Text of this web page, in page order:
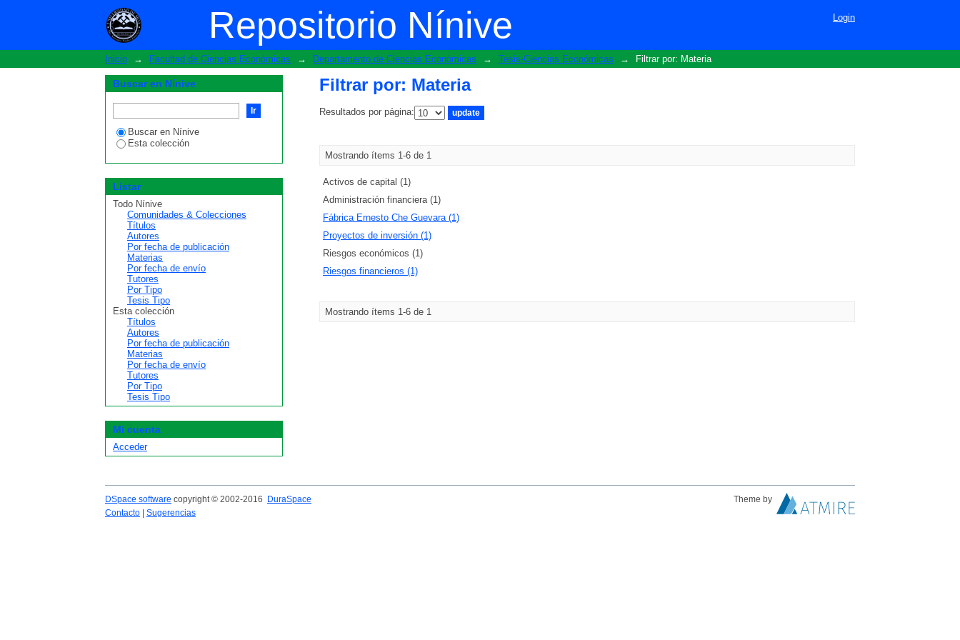
Repositorio Nínive
Filtrar por: Materia Login
Inicio → Facultad de Ciencias Económicas → Departamento de Ciencias Económicas → Tesis-Ciencias Económicas → Filtrar por: Materia
Filtrar por: Materia
Resultados por página:
Mostrando ítems 1-6 de 1
Activos de capital (1)
Administración financiera (1)
Fábrica Ernesto Che Guevara (1)
Proyectos de inversión (1)
Riesgos económicos (1)
Riesgos financieros (1)
Mostrando ítems 1-6 de 1
Buscar en Nínive
Buscar en Nínive
Esta colección
Listar
Todo Nínive
Comunidades & Colecciones
Títulos
Autores
Por fecha de publicación
Materias
Por fecha de envío
Tutores
Por Tipo
Tesis Tipo
Esta colección
Títulos
Autores
Por fecha de publicación
Materias
Por fecha de envío
Tutores
Por Tipo
Tesis Tipo
Mi cuenta
Acceder
DSpace software copyright © 2002-2016 DuraSpace
Theme by
Contacto
Sugerencias